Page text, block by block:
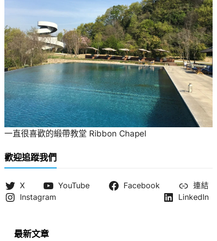
一直很喜歡的緞帶教堂 Ribbon Chapel
歡迎追蹤我們
X YouTube Facebook
連結
Instagram
LinkedIn
最新文章